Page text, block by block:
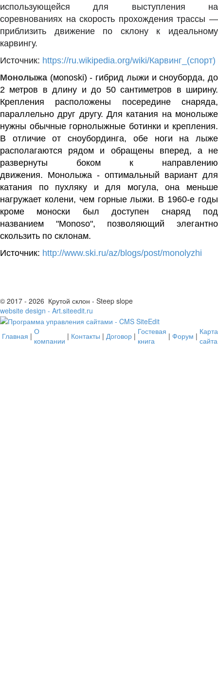
использующейся для выступления на
соревнованиях на скорость прохождения трассы —
приблизить движение по склону к идеальному
карвингу.
Источник: https://ru.wikipedia.org/wiki/Карвинг_(спорт)
Монолыжа (мonoski) - гибрид лыжи и сноуборда, до
2 метров в длину и до 50 сантиметров в ширину.
Крепления расположены посередине снаряда,
параллельно друг другу. Для катания на монолыже
нужны обычные горнолыжные ботинки и крепления.
В отличие от сноубординга, обе ноги на лыже
располагаются рядом и обращены вперед, а не
развернуты боком к направлению
движения. Монолыжа - оптимальный вариант для
катания по пухляку и для могула, она меньше
нагружает колени, чем горные лыжи. В 1960-е годы
кроме моноски был доступен снаряд под
названием "Monoso", позволяющий элегантно
скользить по склонам.
Источник: http://www.ski.ru/az/blogs/post/monolyzhi
© 2017 - 2026 Крутой склон - Steep slope
website design - Art.siteedit.ru
Главная | О
компании | Контакты | Договор | Гостевая
книга
| Форум | Карта
сайта